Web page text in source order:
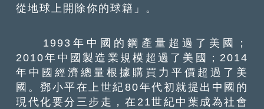
從地球上開除你的球籍」。
1993年中國的鋼產量超過了美國；
2010年中國製造業規模超過了美國；2014
年中國經濟總量根據購買力平價超過了美
國。鄧小平在上世紀80年代初就提出中國的
現代化要分三步走，在21世紀中葉成為社會